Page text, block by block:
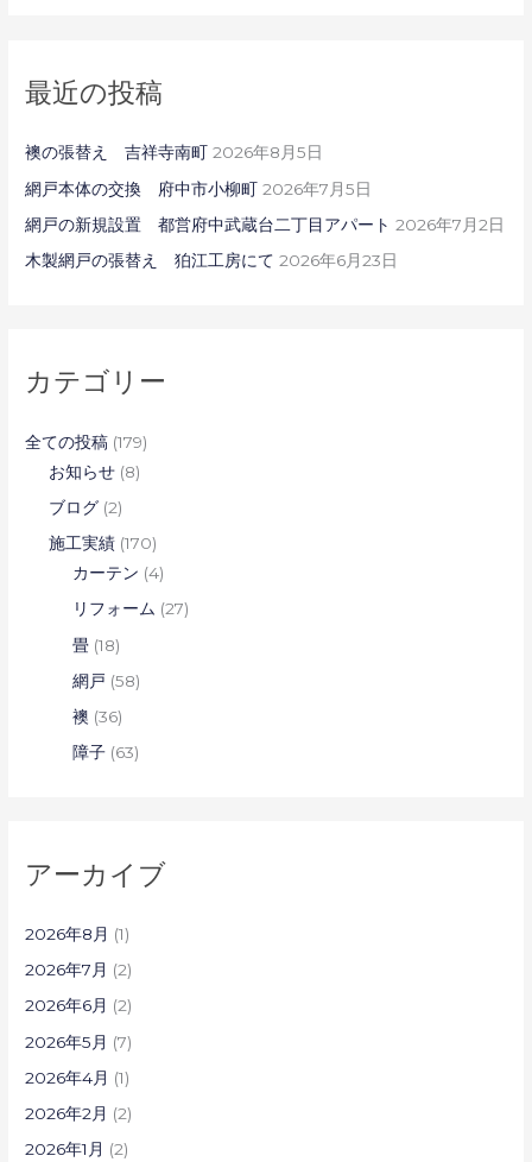
最近の投稿
襖の張替え 吉祥寺南町 2026年8月5日
網戸本体の交換 府中市小柳町 2026年7月5日
網戸の新規設置 都営府中武蔵台二丁目アパート 2026年7月2日
木製網戸の張替え 狛江工房にて 2026年6月23日
カテゴリー
全ての投稿 (179)
お知らせ (8)
ブログ (2)
施工実績 (170)
カーテン (4)
リフォーム (27)
畳 (18)
網戸 (58)
襖 (36)
障子 (63)
アーカイブ
2026年8月 (1)
2026年7月 (2)
2026年6月 (2)
2026年5月 (7)
2026年4月 (1)
2026年2月 (2)
2026年1月 (2)